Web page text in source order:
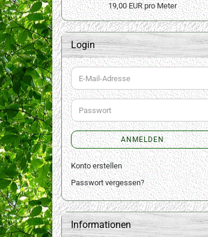
19,00 EUR pro Meter
Login
E-
Mail-
Adresse
Passwort
ANMELDEN
Konto erstellen
Passwort vergessen?
Informationen